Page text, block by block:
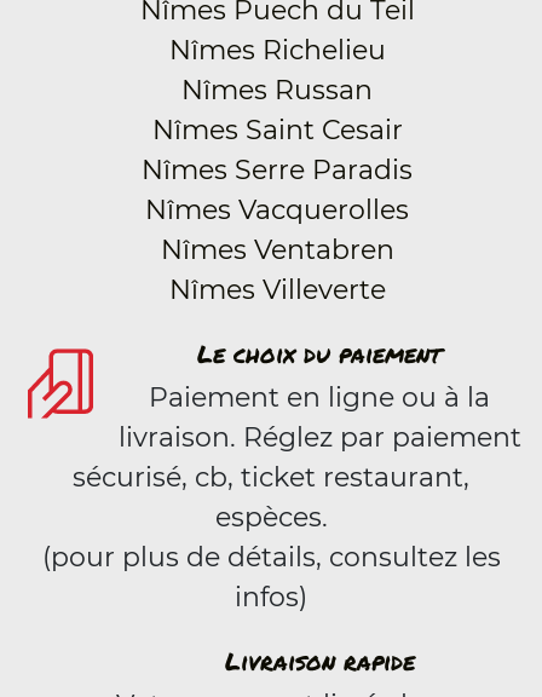
Nîmes Puech du Teil
Nîmes Richelieu
Nîmes Russan
Nîmes Saint Cesair
Nîmes Serre Paradis
Nîmes Vacquerolles
Nîmes Ventabren
Nîmes Villeverte
Le choix du paiement
Paiement en ligne ou à la
livraison. Réglez par paiement
sécurisé, cb, ticket restaurant,
espèces.
(pour plus de détails, consultez les
infos)
Livraison rapide